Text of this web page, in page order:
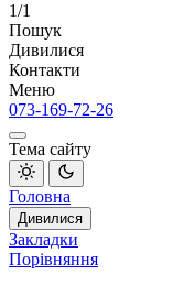
1/1
Пошук
Дивилися
Контакти
Меню
073-169-72-26
Тема сайту
Головна
Дивилися
Закладки
Порівняння